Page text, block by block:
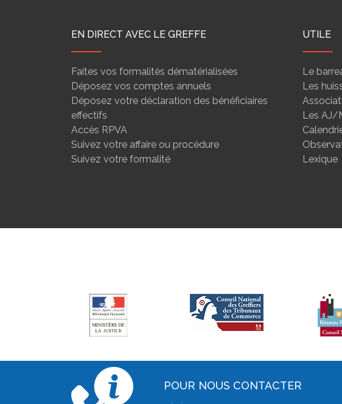
EN DIRECT AVEC LE GREFFE
Faites vos formalités dématérialisées
Déposez vos comptes annuels
Déposez votre déclaration des bénéficiaires
effectifs
Accès RPVA
Suivez votre affaire ou procédure
Suivez votre formalité
UTILE
Le
Les
Les AJ/
Lexique
POUR NOUS CONTACTER